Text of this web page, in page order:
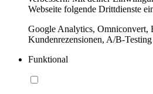
Webseite folgende Drittdienste
Google Analytics, Omniconvert,
Kundenrezensionen, A/B-Testing
Funktional